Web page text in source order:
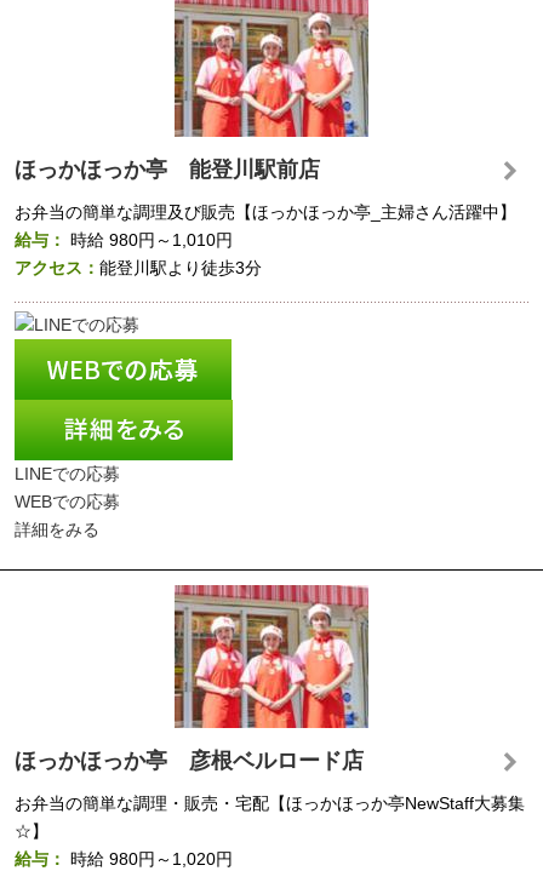
ほっかほっか亭 能登川駅前店
お弁当の簡単な調理及び販売【ほっかほっか亭_主婦さん活躍中】
給与： 時給 980円～1,010円
アクセス： 能登川駅より徒歩3分
LINEでの応募
WEBでの応募
詳細をみる
ほっかほっか亭 彦根ベルロード店
お弁当の簡単な調理・販売・宅配【ほっかほっか亭NewStaff大募集
☆】
給与： 時給 980円～1,020円